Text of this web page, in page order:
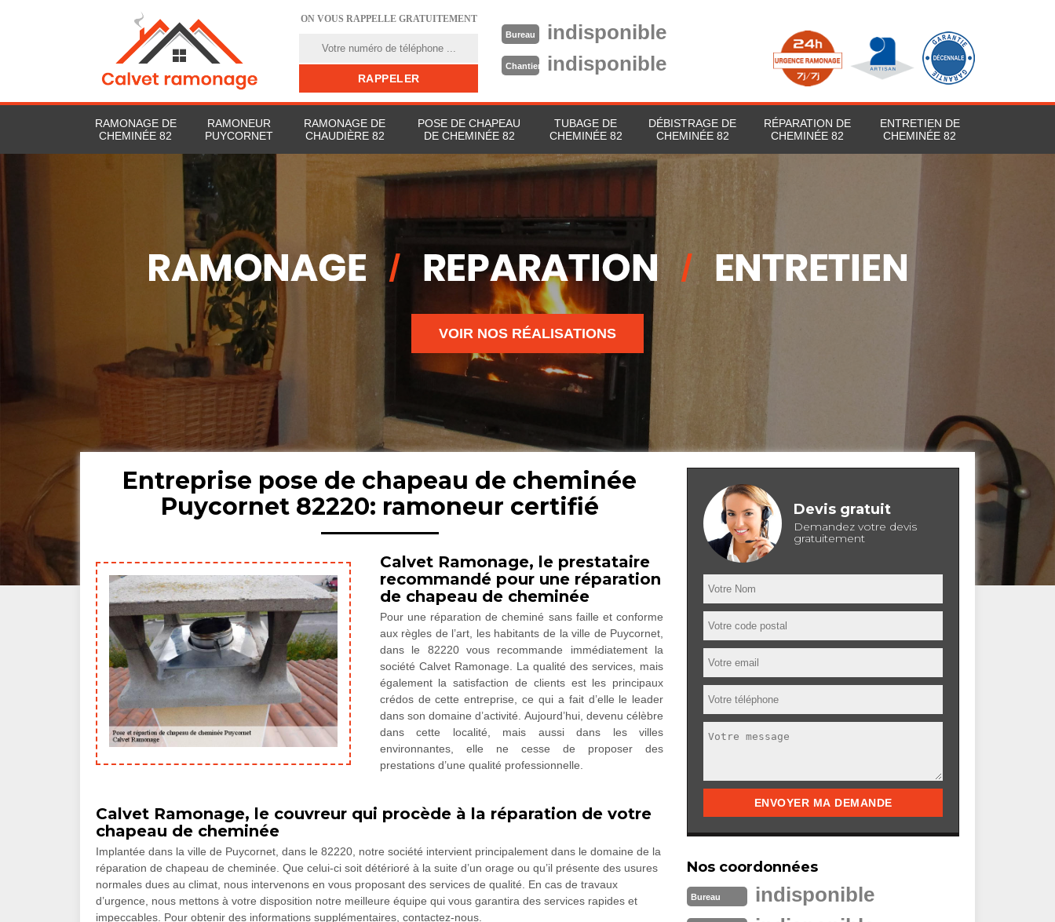
ON VOUS RAPPELLE GRATUITEMENT
Bureau indisponible
Chantier indisponible
RAMONAGE DE
CHEMINÉE 82
RAMONEUR
PUYCORNET
RAMONAGE DE
CHAUDIÈRE 82
POSE DE CHAPEAU
DE CHEMINÉE 82
TUBAGE DE
CHEMINÉE 82
DÉBISTRAGE DE
CHEMINÉE 82
RÉPARATION DE
CHEMINÉE 82
ENTRETIEN DE
CHEMINÉE 82
VOIR NOS RÉALISATIONS
Entreprise pose de chapeau de cheminée
Puycornet 82220: ramoneur certifié
Calvet Ramonage, le prestataire
recommandé pour une réparation
de chapeau de cheminée
Pour une réparation de cheminé sans faille et conforme
aux règles de l’art, les habitants de la ville de Puycornet,
dans le 82220 vous recommande immédiatement la
société Calvet Ramonage. La qualité des services, mais
également la satisfaction de clients est les principaux
crédos de cette entreprise, ce qui a fait d’elle le leader
dans son domaine d’activité. Aujourd’hui, devenu célèbre
dans cette localité, mais aussi dans les villes
environnantes, elle ne cesse de proposer des
prestations d’une qualité professionnelle.
Calvet Ramonage, le couvreur qui procède à la réparation de votre
chapeau de cheminée
Implantée dans la ville de Puycornet, dans le 82220, notre société intervient principalement dans le domaine de la
réparation de chapeau de cheminée. Que celui-ci soit détérioré à la suite d’un orage ou qu’il présente des usures
normales dues au climat, nous intervenons en vous proposant des services de qualité. En cas de travaux
d’urgence, nous mettons à votre disposition notre meilleure équipe qui vous garantira des services rapides et
impeccables. Pour obtenir des informations supplémentaires, contactez-nous.
Devis gratuit
Demandez votre devis
gratuitement
Nos coordonnées
Bureau indisponible